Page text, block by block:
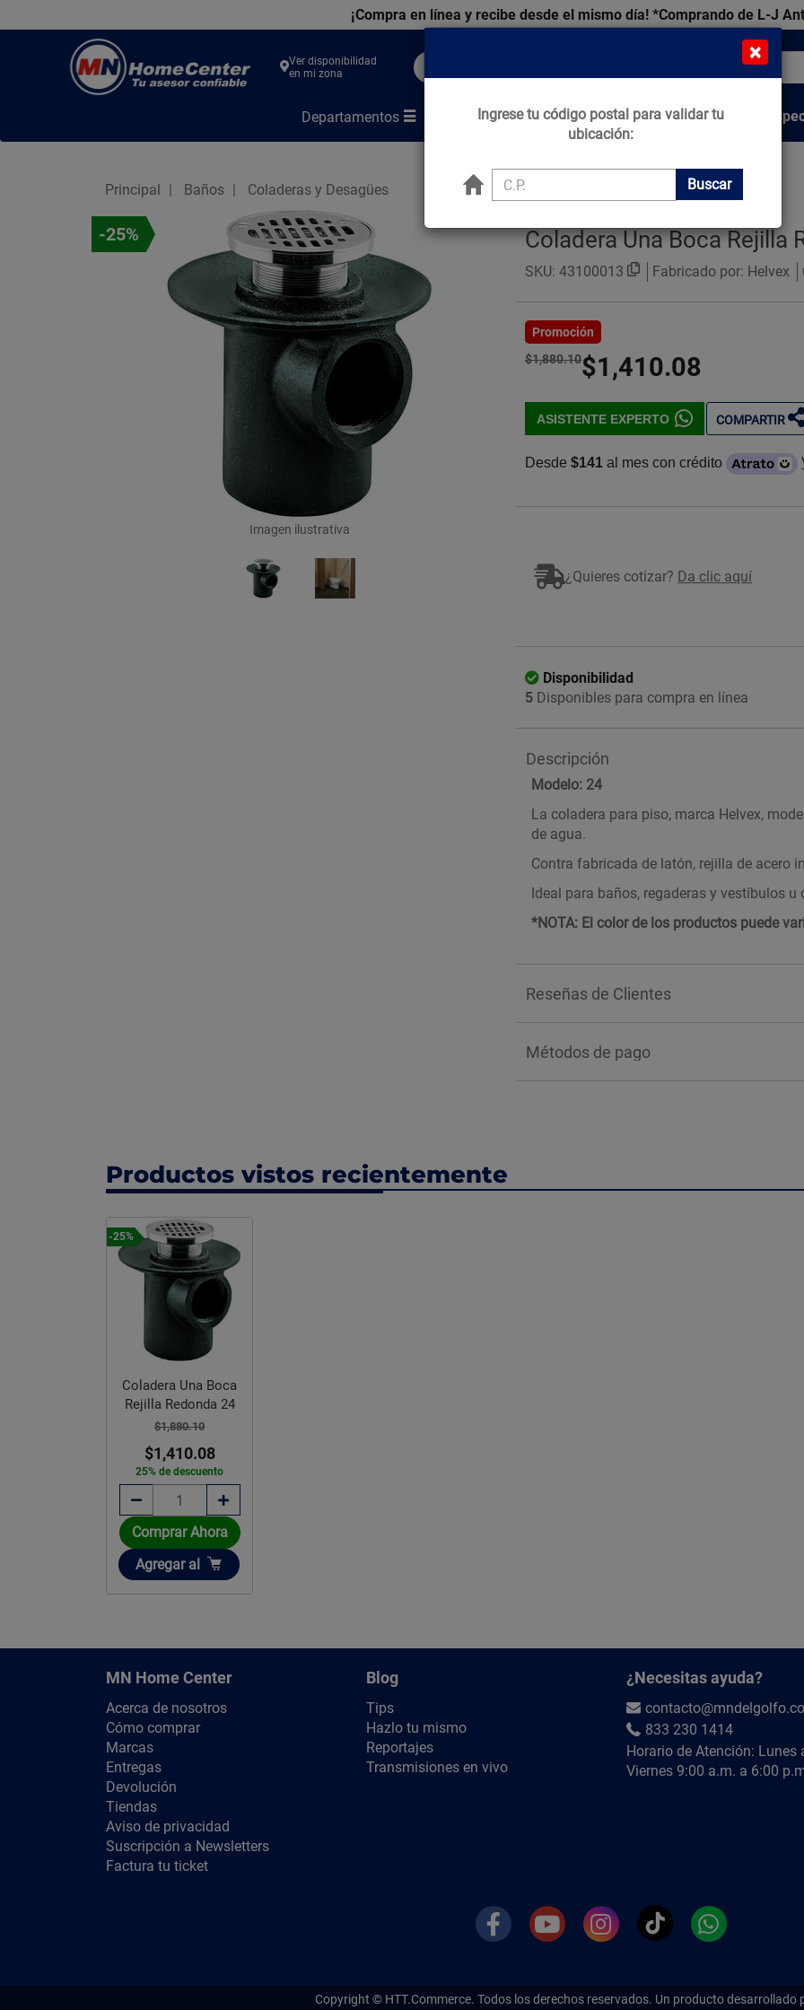
¡Compra en línea y recibe desde el mismo día! *Comprando de L-J
Center
Ver disponibilidad
en mi zona
Departamentos Marcas Tips que Construyen Venta
Principal Baños Coladeras y Desagües
-25%
Imagen ilustrativa
Coladera Una Boca Rejilla
SKU:43100013 Fabricado por: Helvex
Promoción
$1,880.10$1,410.08
ASISTENTE EXPERTO COMPARTIR
Desde$141 al mes con crédito
¿Quieres cotizar? Da clic aquí
Disponibilidad
5 Disponibles para compra en línea
Descripción
Modelo: 24
La coladera para piso, marca Helvex,
de agua.
Contra fabricada de latón, rejilla de acero
Ideal para baños, regaderas y vestíbulos u
*NOTA: El color de los productos puede
Reseñas de Clientes
Métodos de pago
Productos vistos recientemente
-25%
Coladera Una Boca
Rejilla Redonda 24
$1,880.10
$1,410.08
25% de descuento
Comprar Ahora
Añadir
Agregar al
MN Home Center
Acerca de nosotros
Cómo comprar
Marcas
Entregas
Devolución
Tiendas
Aviso de privacidad
Suscripción a Newsletters
Factura tu ticket
Blog
Tips
Hazlo tu mismo
Reportajes
Transmisiones en vivo
¿Necesitas ayuda?
833 230 1414
Horario de Atención: Lunes
Viernes 9:00 a.m. a 6:00
Copyright © HTT.Commerce. Todos los derechos reservados. Un producto desarrollado
×
Ingrese tu código postal para validar tu
ubicación:
Buscar